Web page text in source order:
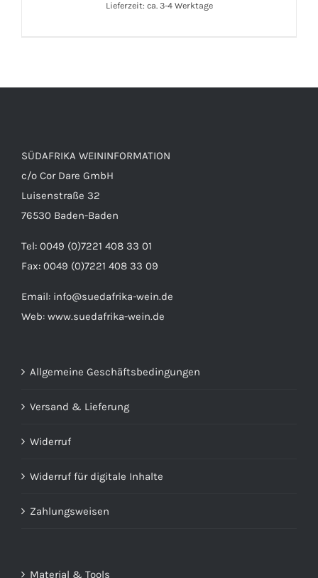
Lieferzeit: ca. 3-4 Werktage
SÜDAFRIKA WEININFORMATION
c/o Cor Dare GmbH
Luisenstraße 32
76530 Baden-Baden
Tel: 0049 (0)7221 408 33 01
Fax: 0049 (0)7221 408 33 09
Email: info@suedafrika-wein.de
Web: www.suedafrika-wein.de
Allgemeine Geschäftsbedingungen
Versand & Lieferung
Widerruf
Widerruf für digitale Inhalte
Zahlungsweisen
Material & Tools